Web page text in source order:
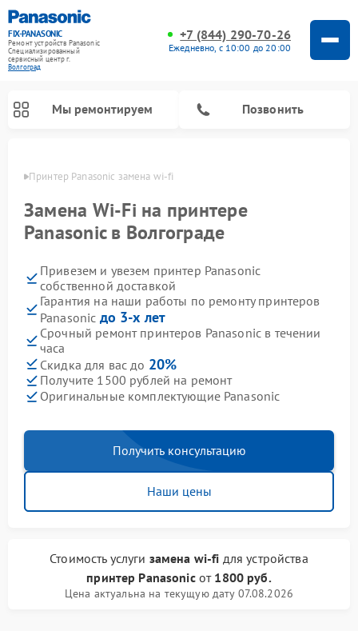
FIX-PANASONIC
Ремонт устройств Panasonic
Специализированный
cервисный центр г.
Волгоград
+7 (844) 290-70-26
Ежедневно, с 10:00 до 20:00
Мы ремонтируем Позвонить
Принтер Panasonic замена wi-fi
Замена Wi-Fi на принтере
Panasonic в Волгограде
Привезем и увезем принтер Panasonic
собственной доставкой
Гарантия на наши работы по ремонту принтеров
Panasonic до 3-х лет
Срочный ремонт принтеров Panasonic в течении
часа
Скидка для вас до 20%
Получите 1500 рублей на ремонт
Оригинальные комплектующие Panasonic
Получить консультацию
Наши цены
Стоимость услуги замена wi-fi для устройства
принтер Panasonicот 1800 руб.
Цена актуальна на текущую дату 07.08.2026